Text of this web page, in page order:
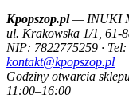
Kpopszop.pl— INUKI
ul. Krakowska 1/1, 61-
NIP: 7822775259 · Tel:
kontakt@kpopszop.pl
Godziny otwarcia
11:00–16:00